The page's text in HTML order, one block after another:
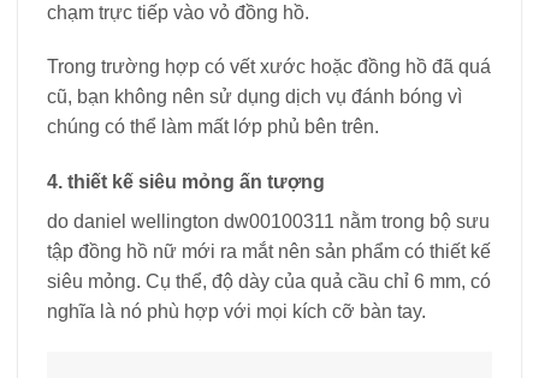
chạm trực tiếp vào vỏ đồng hồ.
Trong trường hợp có vết xước hoặc đồng hồ đã quá
cũ, bạn không nên sử dụng dịch vụ đánh bóng vì
chúng có thể làm mất lớp phủ bên trên.
4. thiết kế siêu mỏng ấn tượng
do daniel wellington dw00100311 nằm trong bộ sưu
tập đồng hồ nữ mới ra mắt nên sản phẩm có thiết kế
siêu mỏng. Cụ thể, độ dày của quả cầu chỉ 6 mm, có
nghĩa là nó phù hợp với mọi kích cỡ bàn tay.